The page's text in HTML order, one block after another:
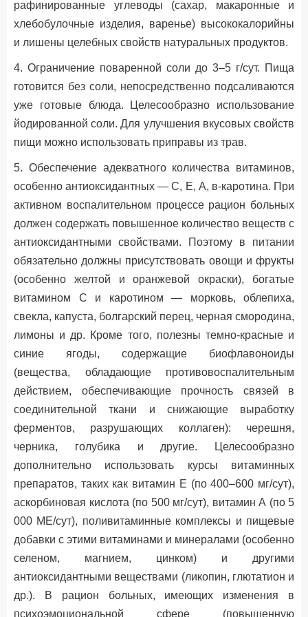
рафинированные углеводы (сахар, макаронные и
хлебобулочные изделия, варенье) высококалорийны
и лишены целебных свойств натуральных продуктов.
4. Ограничение поваренной соли до 3–5 г/сут. Пища
готовится без соли, непосредственно подсаливаются
уже готовые блюда. Целесообразно использование
йодированной соли. Для улучшения вкусовых свойств
пищи можно использовать приправы из трав.
5. Обеспечение адекватного количества витаминов,
особенно антиоксидантных — С, Е, А, в-каротина. При
активном воспалительном процессе рацион больных
должен содержать повышенное количество веществ с
антиоксидантными свойствами. Поэтому в питании
обязательно должны присутствовать овощи и фрукты
(особенно желтой и оранжевой окраски), богатые
витамином С и каротином — морковь, облепиха,
свекла, капуста, болгарский перец, черная смородина,
лимоны и др. Кроме того, полезны темно-красные и
синие ягоды, содержащие биофлавоноиды
(вещества, обладающие противовоспалительным
действием, обеспечивающие прочность связей в
соединительной ткани и снижающие выработку
ферментов, разрушающих коллаген): черешня,
черника, голубика и другие. Целесообразно
дополнительно использовать курсы витаминных
препаратов, таких как витамин Е (по 400–600 мг/сут),
аскорбиновая кислота (по 500 мг/сут), витамин А (по 5
000 МЕ/сут), поливитаминные комплексы и пищевые
добавки с этими витаминами и минералами (особенно
селеном, магнием, цинком) и другими
антиоксидантными веществами (ликопин, глютатион и
др.). В рацион больных, имеющих изменения в
психоэмоциональной сфере (повышенную